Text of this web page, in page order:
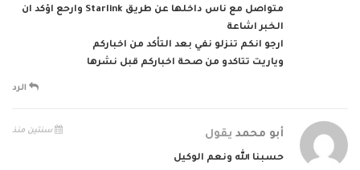
متواصل مع ناس داخلها عن طريق Starlink وارحع اؤكد ان
الخبر اشاعة
ارجو انكم تنزلو نفي بعد التأكد من اخباركم
وياريت تتاكدو من صحة اخباركم قبل نشرها
الرد
أبو محمد يقول سنتين منذ
حسبنا الله ونعم الوكيل